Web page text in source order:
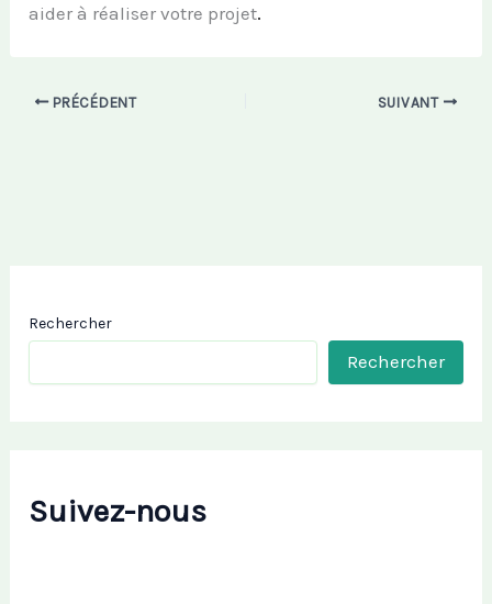
aider à réaliser votre projet.
PRÉCÉDENT SUIVANT
Rechercher
Rechercher
Suivez-nous